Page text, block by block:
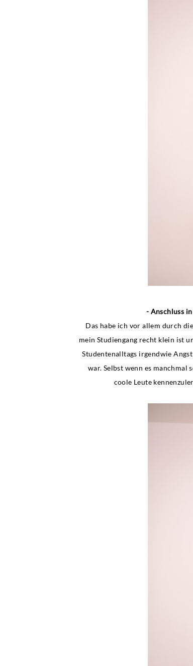
- Anschluss
Das habe ich vor allem durch
mein Studiengang recht klein ist
Studentenalltags irgendwie
war. Selbst wenn es manchmal
coole Leute